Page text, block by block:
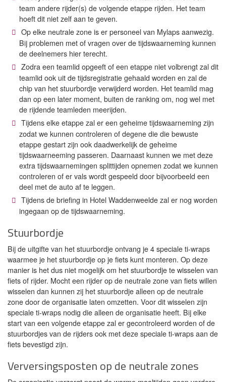
team andere rijder(s) de volgende etappe rijden. Het team
hoeft dit niet zelf aan te geven.
Op elke neutrale zone is er personeel van Mylaps aanwezig.
Bij problemen met of vragen over de tijdswaarneming kunnen
de deelnemers hier terecht.
Zodra een teamlid opgeeft of een etappe niet volbrengt zal dit
teamlid ook uit de tijdsregistratie gehaald worden en zal de
chip van het stuurbordje verwijderd worden. Het teamlid mag
dan op een later moment, buiten de ranking om, nog wel met
de rijdende teamleden meerijden.
Tijdens elke etappe zal er een geheime tijdswaarneming zijn
zodat we kunnen controleren of degene die die bewuste
etappe gestart zijn ook daadwerkelijk de geheime
tijdswaarneeming passeren. Daarnaast kunnen we met deze
extra tijdswaarnemingen splittijden opnemen zodat we kunnen
controleren of er vals wordt gespeeld door bijvoorbeeld een
deel met de auto af te leggen.
Tijdens de briefing in Hotel Waddenweelde zal er nog worden
ingegaan op de tijdswaarneming.
Stuurbordje
Bij de uitgifte van het stuurbordje ontvang je 4 speciale ti-wraps
waarmee je het stuurbordje op je fiets kunt monteren. Op deze
manier is het dus niet mogelijk om het stuurbordje te wisselen van
fiets of rijder. Mocht een rijder op de neutrale zone van fiets willen
wisselen dan kunnen zij het stuurbordje alleen op de neutrale
zone door de organisatie laten omzetten. Voor dit wisselen zijn
speciale ti-wraps nodig die alleen de organisatie heeft. Bij elke
start van een volgende etappe zal er gecontroleerd worden of de
stuurbordjes van de rijders ook met deze speciale ti-wraps aan de
fiets bevestigd zijn.
Verversingsposten op de neutrale zones